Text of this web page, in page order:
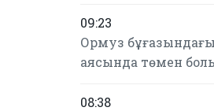
09:23
Ормуз
аясында төмен
08:38